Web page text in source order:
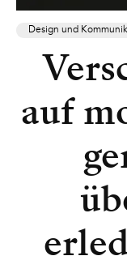
Design und
auf